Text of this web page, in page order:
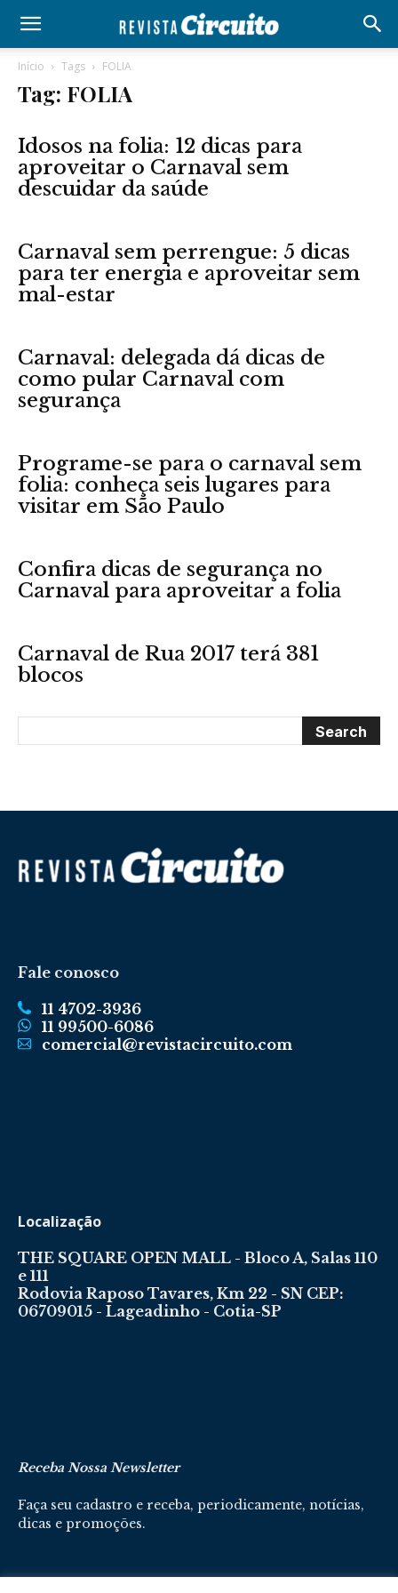
Início Tags FOLIA
Tag: FOLIA
Idosos na folia: 12 dicas para
aproveitar o Carnaval sem
descuidar da saúde
Carnaval sem perrengue: 5 dicas
para ter energia e aproveitar sem
mal-estar
Carnaval: delegada dá dicas de
como pular Carnaval com
segurança
Programe-se para o carnaval sem
folia: conheça seis lugares para
visitar em São Paulo
Confira dicas de segurança no
Carnaval para aproveitar a folia
Carnaval de Rua 2017 terá 381
blocos
Fale conosco
11 4702-3936
11 99500-6086
comercial@revistacircuito.com
Localização
THE SQUARE OPEN MALL - Bloco A, Salas 110
e 111
Rodovia Raposo Tavares, Km 22 - SN CEP:
06709015 - Lageadinho - Cotia-SP
Receba Nossa Newsletter
Faça seu cadastro e receba, periodicamente, notícias,
dicas e promoções.